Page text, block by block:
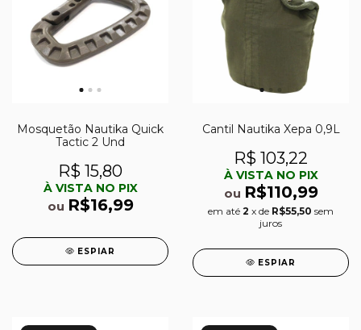
Mosquetão Nautika Quick
Tactic 2 Und
R$ 15,80
À VISTA NO PIX
ou R$16,99
ESPIAR
Cantil Nautika Xepa 0,9L
R$ 103,22
À VISTA NO PIX
ou R$110,99
em até 2 x de R$55,50 sem
juros
ESPIAR